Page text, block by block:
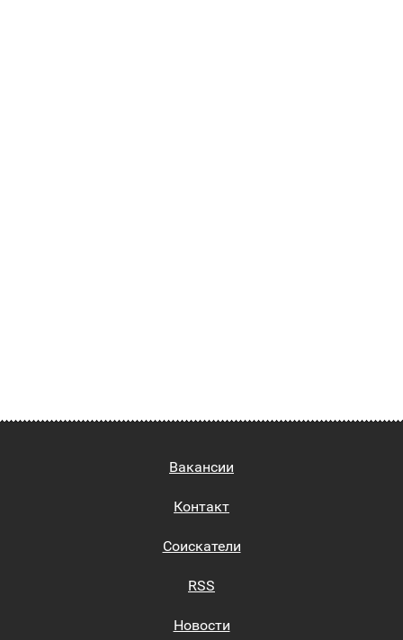
Вакансии
Контакт
Соискатели
RSS
Новости